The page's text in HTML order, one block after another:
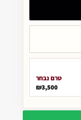
טרם נבחר
₪3,500